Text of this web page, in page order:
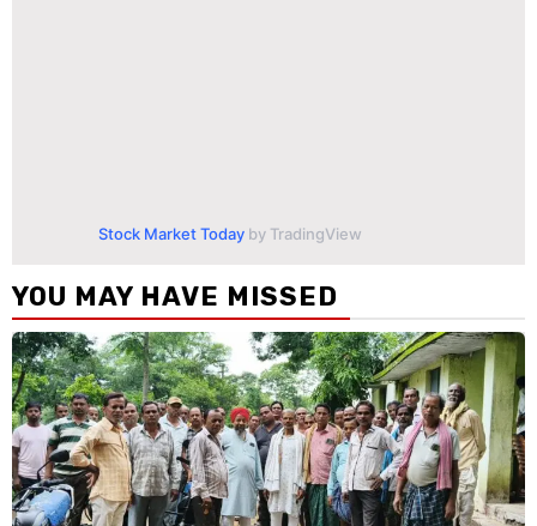
Stock Market Today by TradingView
YOU MAY HAVE MISSED